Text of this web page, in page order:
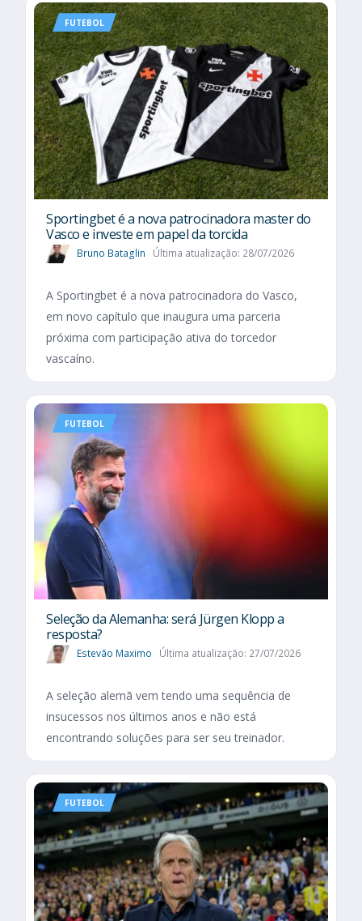
FUTEBOL
Sportingbet é a nova patrocinadora master do
Vasco e investe em papel da torcida
Bruno Bataglin Última atualização: 28/07/2026
A Sportingbet é a nova patrocinadora do Vasco,
em novo capítulo que inaugura uma parceria
próxima com participação ativa do torcedor
vascaíno.
FUTEBOL
Seleção da Alemanha: será Jürgen Klopp a
resposta?
Estevão Maximo Última atualização: 27/07/2026
A seleção alemã vem tendo uma sequência de
insucessos nos últimos anos e não está
encontrando soluções para ser seu treinador.
FUTEBOL